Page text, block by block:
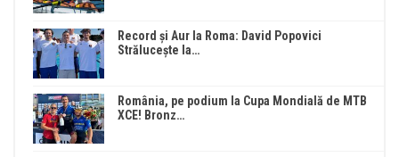
Record și Aur la Roma: David Popovici
Strălucește la…
România, pe podium la Cupa Mondială de MTB
XCE! Bronz…